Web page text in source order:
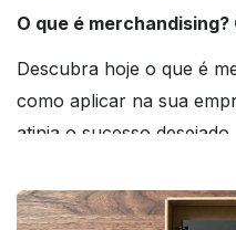
O que é
Descubra hoje o que é
como aplicar na sua
atinja o sucesso